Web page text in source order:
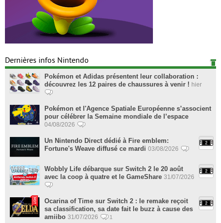
Dernières infos Nintendo
Pokémon et Adidas présentent leur collaboration :
découvrez les 12 paires de chaussures à venir ! hier
Pokémon et l'Agence Spatiale Européenne s’associent
pour célébrer la Semaine mondiale de l’espace
04/08/2026
Un Nintendo Direct dédié à Fire emblem:
Fortune's Weave diffusé ce mardi 03/08/2026
Wobbly Life débarque sur Switch 2 le 20 août
avec la coop à quatre et le GameShare 31/07/2026
Ocarina of Time sur Switch 2 : le remake reçoit
sa classification, sa date fait le buzz à cause des
amiibo 31/07/2026 1